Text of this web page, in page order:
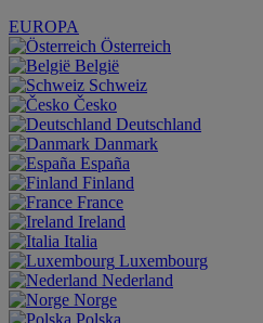
EUROPA
Österreich
België
Schweiz
Česko
Deutschland
Danmark
España
Finland
France
Ireland
Italia
Luxembourg
Nederland
Norge
Polska